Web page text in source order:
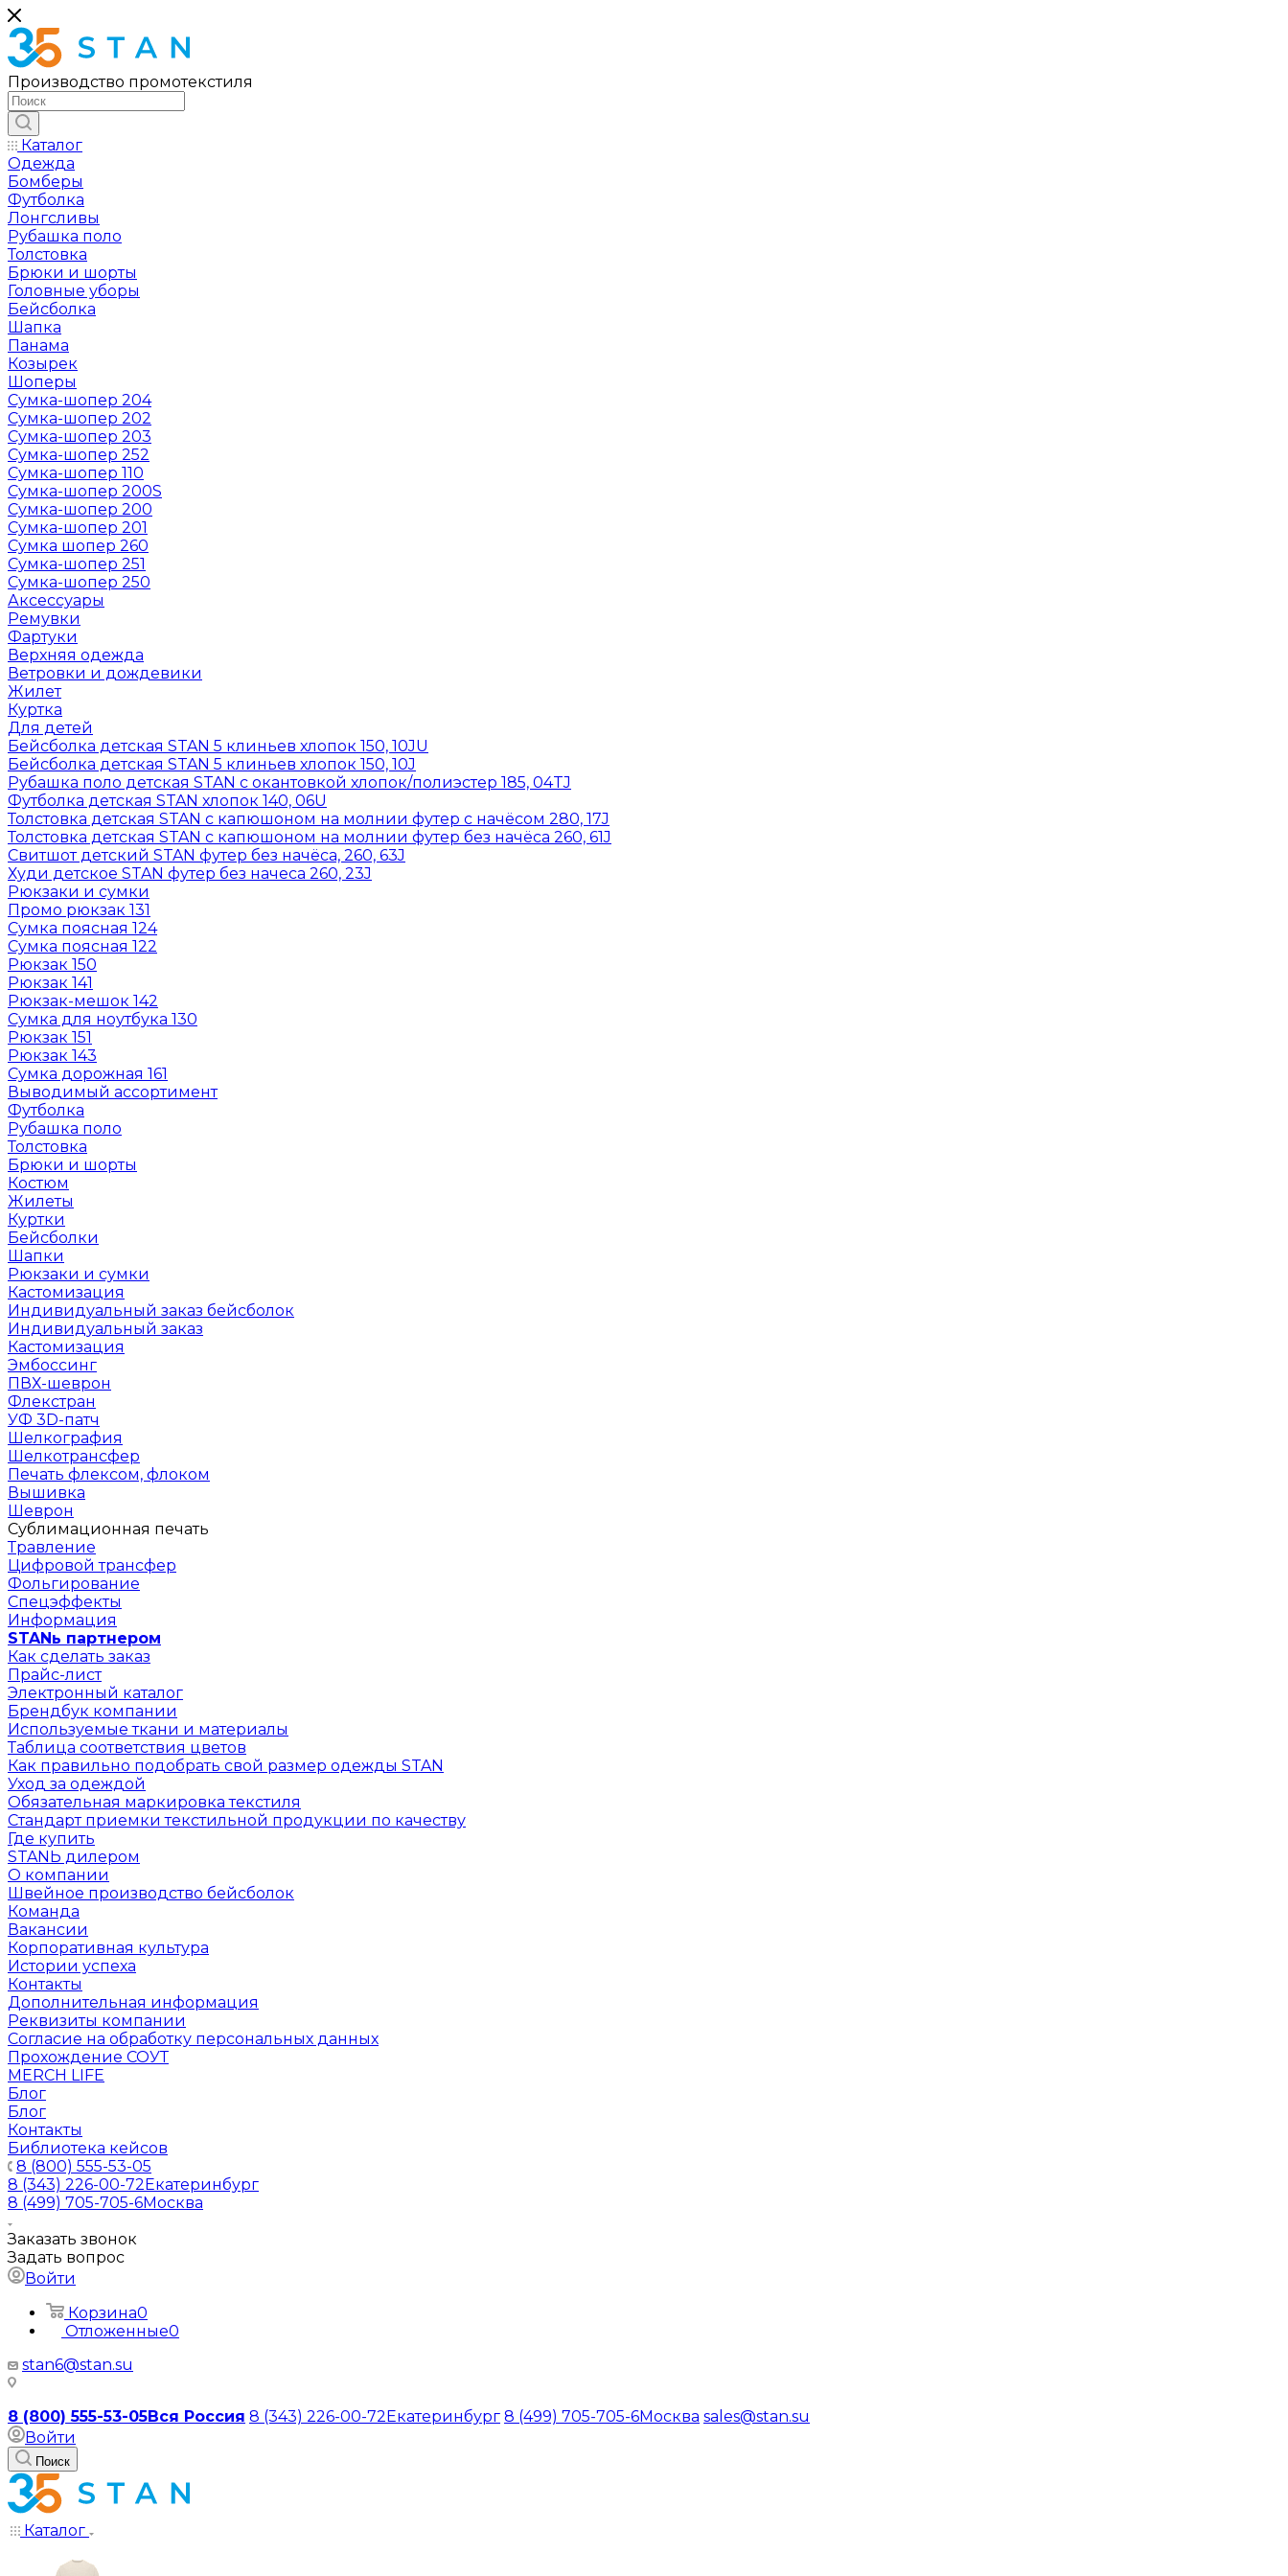
Производство промотекстиля
Каталог
Одежда
Бомберы
Футболка
Лонгсливы
Рубашка поло
Толстовка
Брюки и шорты
Головные уборы
Бейсболка
Шапка
Панама
Козырек
Шоперы
Сумка-шопер 204
Сумка-шопер 202
Сумка-шопер 203
Сумка-шопер 252
Сумка-шопер 110
Сумка-шопер 200S
Сумка-шопер 200
Сумка-шопер 201
Сумка шопер 260
Сумка-шопер 251
Сумка-шопер 250
Аксессуары
Ремувки
Фартуки
Верхняя одежда
Ветровки и дождевики
Жилет
Куртка
Для детей
Бейсболка детская STAN 5 клиньев хлопок 150, 10JU
Бейсболка детская STAN 5 клиньев хлопок 150, 10J
Рубашка поло детская STAN с окантовкой хлопок/полиэстер 185, 04TJ
Футболка детская STAN хлопок 140, 06U
Толстовка детская STAN с капюшоном на молнии футер с начёсом 280, 17J
Толстовка детская STAN с капюшоном на молнии футер без начёса 260, 61J
Свитшот детский STAN футер без начёса, 260, 63J
Худи детское STAN футер без начеса 260, 23J
Рюкзаки и сумки
Промо рюкзак 131
Сумка поясная 124
Сумка поясная 122
Рюкзак 150
Рюкзак 141
Рюкзак-мешок 142
Сумка для ноутбука 130
Рюкзак 151
Рюкзак 143
Сумка дорожная 161
Выводимый ассортимент
Футболка
Рубашка поло
Толстовка
Брюки и шорты
Костюм
Жилеты
Куртки
Бейсболки
Шапки
Рюкзаки и сумки
Кастомизация
Индивидуальный заказ бейсболок
Индивидуальный заказ
Кастомизация
Эмбоссинг
ПВХ-шеврон
Флекстран
УФ 3D-патч
Шелкография
Шелкотрансфер
Печать флексом, флоком
Вышивка
Шеврон
Сублимационная печать
Травление
Цифровой трансфер
Фольгирование
Спецэффекты
Информация
STANь партнером
Как сделать заказ
Прайс-лист
Электронный каталог
Брендбук компании
Используемые ткани и материалы
Таблица соответствия цветов
Как правильно подобрать свой размер одежды STAN
Уход за одеждой
Обязательная маркировка текстиля
Стандарт приемки текстильной продукции по качеству
Где купить
STANЬ дилером
О компании
Швейное производство бейсболок
Команда
Вакансии
Корпоративная культура
Истории успеха
Контакты
Дополнительная информация
Реквизиты компании
Согласие на обработку персональных данных
Прохождение СОУТ
MERCH LIFE
Блог
Блог
Контакты
Библиотека кейсов
8 (800) 555-53-05
8 (343) 226-00-72Екатеринбург
8 (499) 705-705-6Москва
Заказать звонок
Задать вопрос
Войти
Корзина0
Отложенные0
stan6@stan.su
8 (800) 555-53-05Вся Россия 8 (343) 226-00-72Екатеринбург 8 (499) 705-705-6Москва sales@stan.su
Войти
Поиск
Каталог